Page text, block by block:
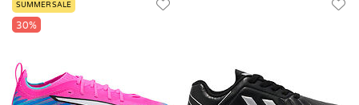
SUMMER SALE
30%